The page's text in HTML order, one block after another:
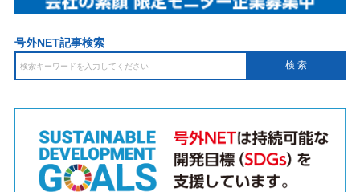
号外NET記事検索